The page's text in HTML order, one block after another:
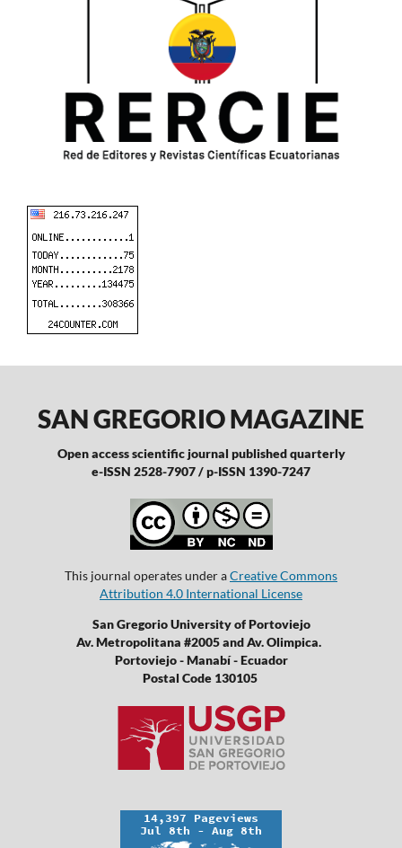
SAN GREGORIO MAGAZINE
Open access scientific journal published quarterly
e-ISSN 2528-7907 / p-ISSN 1390-7247
This journal operates under aCreative Commons
Attribution 4.0 International License
San Gregorio University of Portoviejo
Av. Metropolitana #2005 and Av. Olimpica.
Portoviejo - Manabí - Ecuador
Postal Code 130105